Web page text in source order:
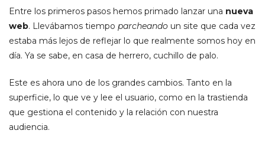
Entre los primeros pasos hemos primado lanzar una nueva
web. Llevábamos tiempo parcheando un site que cada vez
estaba más lejos de reflejar lo que realmente somos hoy en
día. Ya se sabe, en casa de herrero, cuchillo de palo.
Este es ahora uno de los grandes cambios. Tanto en la
superficie, lo que ve y lee el usuario, como en la trastienda
que gestiona el contenido y la relación con nuestra
audiencia.